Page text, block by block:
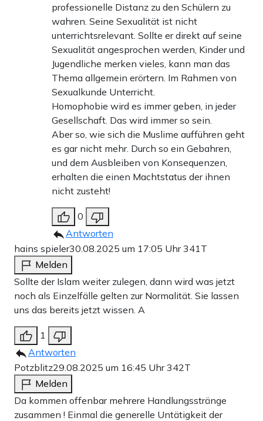
professionelle Distanz zu den Schülern zu
wahren. Seine Sexualität ist nicht
unterrichtsrelevant. Sollte er direkt auf seine
Sexualität angesprochen werden, Kinder und
Jugendliche merken vieles, kann man das
Thema allgemein erörtern. Im Rahmen von
Sexualkunde Unterricht.
Homophobie wird es immer geben, in jeder
Gesellschaft. Das wird immer so sein.
Aber so, wie sich die Muslime aufführen geht
es gar nicht mehr. Durch so ein Gebahren,
und dem Ausbleiben von Konsequenzen,
erhalten die einen Machtstatus der ihnen
nicht zusteht!
0
Antworten
hains spieler30.08.2025 um 17:05 Uhr341T
Melden
Sollte der Islam weiter zulegen, dann wird was jetzt
noch als Einzelfälle gelten zur Normalität. Sie lassen
uns das bereits jetzt wissen. A
1
Antworten
Potzblitz29.08.2025 um 16:45 Uhr342T
Melden
Da kommen offenbar mehrere Handlungsstränge
zusammen ! Einmal die generelle Untätigkeit der